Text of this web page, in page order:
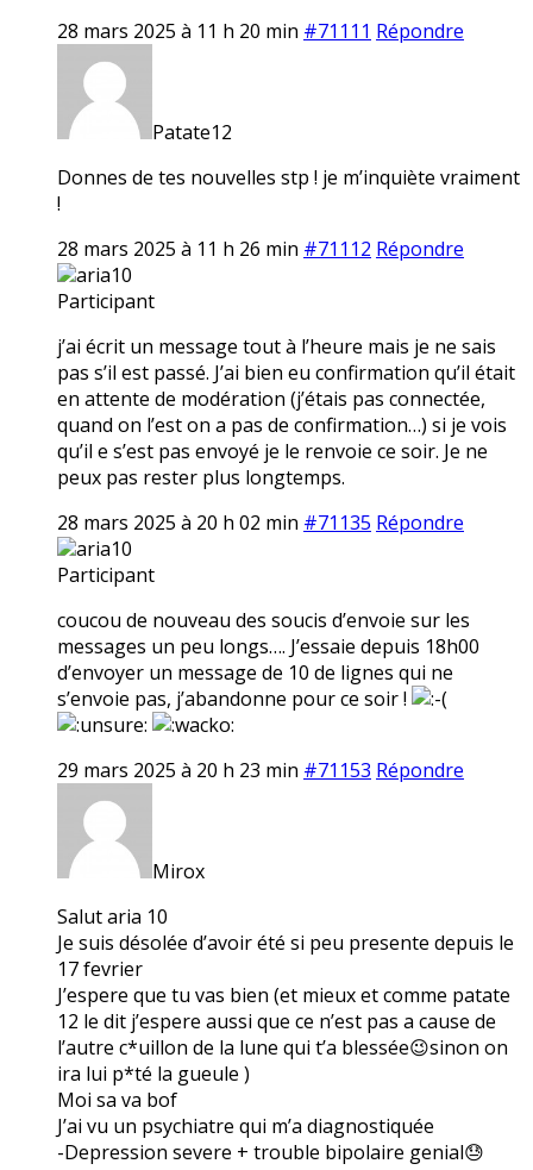
28 mars 2025 à 11 h 20 min #71111 Répondre
Patate12
Donnes de tes nouvelles stp ! je m’inquiète vraiment
!
28 mars 2025 à 11 h 26 min #71112 Répondre
aria10
Participant
j’ai écrit un message tout à l’heure mais je ne sais
pas s’il est passé. J’ai bien eu confirmation qu’il était
en attente de modération (j’étais pas connectée,
quand on l’est on a pas de confirmation…) si je vois
qu’il e s’est pas envoyé je le renvoie ce soir. Je ne
peux pas rester plus longtemps.
28 mars 2025 à 20 h 02 min #71135 Répondre
aria10
Participant
coucou de nouveau des soucis d’envoie sur les
messages un peu longs…. J’essaie depuis 18h00
d’envoyer un message de 10 de lignes qui ne
s’envoie pas, j’abandonne pour ce soir !
29 mars 2025 à 20 h 23 min #71153 Répondre
Mirox
Salut aria 10
Je suis désolée d’avoir été si peu presente depuis le
17 fevrier
J’espere que tu vas bien (et mieux et comme patate
12 le dit j’espere aussi que ce n’est pas a cause de
l’autre c*uillon de la lune qui t’a blessée😉sinon on
ira lui p*té la gueule )
Moi sa va bof
J’ai vu un psychiatre qui m’a diagnostiquée
-Depression severe + trouble bipolaire genial😓